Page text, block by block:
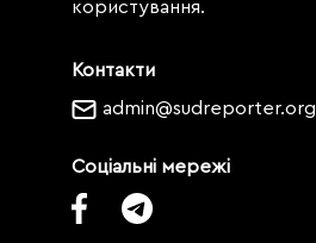
Контакти
admin@sudreporter.org
Соціальні мережі
користування.